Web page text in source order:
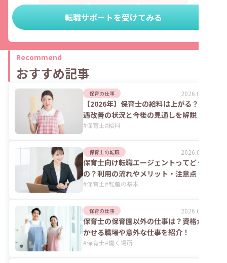
転職サポートを受けてみる
Recommend
おすすめ記事
保育の仕事 2026.08.06
【2026年】保育士の給料は上がる？処
遇改善の状況と今後の見通しを解説
#保育士#給料
保育士の転職 2026.08.06
保育士向け転職エージェントってどうな
の？利用の流れやメリット・注意点
#保育士#転職の基本
保育の仕事 2026.07.24
保育士の保育園以外の仕事は？資格が活
かせる職場や意外な仕事を紹介！
#保育士#働く場所